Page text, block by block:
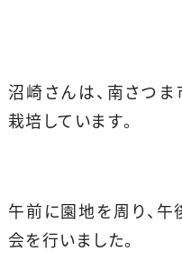
沼崎さんは、南さつ
栽培しています。
午前に園地を周り、
会を行いました。